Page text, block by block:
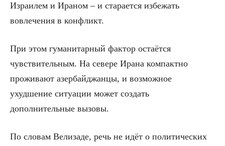
Израилем и Ираном – и старается избежать
вовлечения в конфликт.
При этом гуманитарный фактор остаётся
чувствительным. На севере Ирана компактно
проживают азербайджанцы, и возможное
ухудшение ситуации может создать
дополнительные вызовы.
По словам Велизаде, речь не идёт о политических